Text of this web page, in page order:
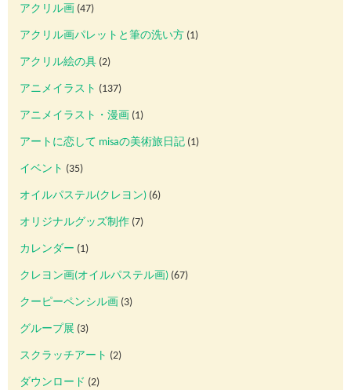
アクリル画 (47)
アクリル画パレットと筆の洗い方 (1)
アクリル絵の具 (2)
アニメイラスト (137)
アニメイラスト・漫画 (1)
アートに恋して misaの美術旅日記 (1)
イベント (35)
オイルパステル(クレヨン) (6)
オリジナルグッズ制作 (7)
カレンダー (1)
クレヨン画(オイルパステル画) (67)
クーピーペンシル画 (3)
グループ展 (3)
スクラッチアート (2)
ダウンロード (2)